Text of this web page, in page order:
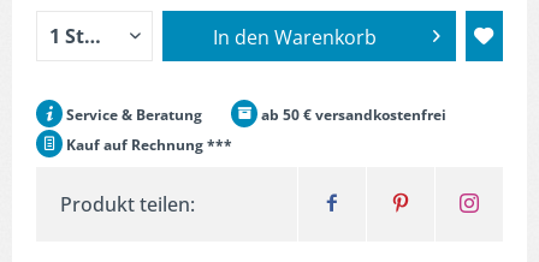
In den Warenkorb
Service & Beratung
ab 50 € versandkostenfrei
Kauf auf Rechnung ***
Produkt teilen: